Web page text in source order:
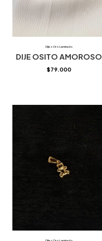
Dijes Oro Laminado
DIJE OSITO AMOROSO
$79.000
Dijes Oro Laminado